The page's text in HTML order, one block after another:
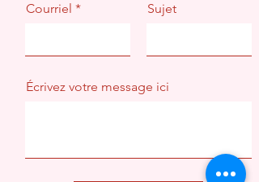
Courriel Sujet
Écrivez votre message ici